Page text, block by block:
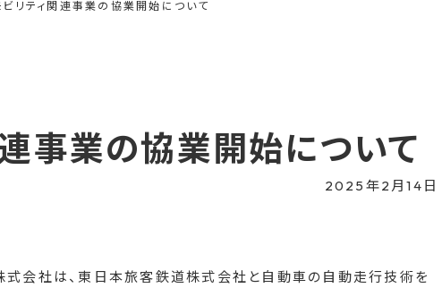
リティ関連事業の協業開始について
事業の協業開始について
2025年2月14日
会社は、東日本旅客鉄道株式会社と自動車の自動走行技術を